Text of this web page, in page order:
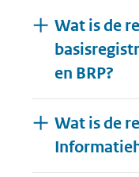
Wat is de
en BRP?
Wat is de